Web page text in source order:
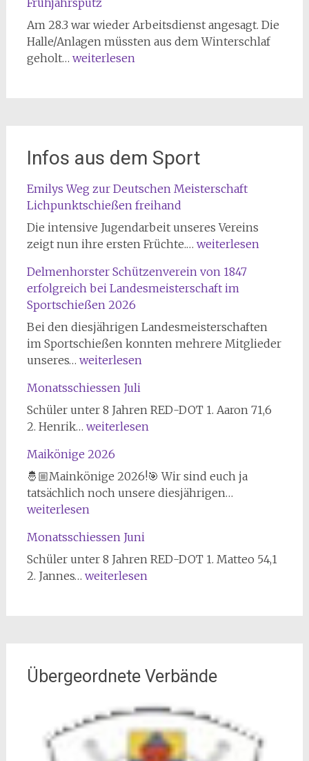
Am 28.3 war wieder Arbeitsdienst angesagt. Die
Halle/Anlagen müssten aus dem Winterschlaf
geholt… Frühjahrsputz
weiterlesen
Infos aus dem Sport
Emilys Weg zur Deutschen Meisterschaft
Lichpunktschießen freihand
Die intensive Jugendarbeit unseres Vereins
zeigt nun ihre ersten Früchte.… Emilys
zur
Deutschen
Lichpunktschießen
freihand
weiterlesen
Delmenhorster Schützenverein von 1847
erfolgreich bei Landesmeisterschaft im
Sportschießen 2026
Bei den diesjährigen Landesmeisterschaften
im Sportschießen konnten mehrere Mitglieder
unseres… Delmenhorster
von
1847
erfolgreich
Landesmeisterschaft
im
Sportschießen
2026
weiterlesen
Monatsschiessen Juli
Schüler unter 8 Jahren RED-DOT 1. Aaron 71,6
2. Henrik… Monatsschiessen
weiterlesen
Maikönige 2026
🤴🏼Mainkönige 2026!🎯 Wir sind euch ja
tatsächlich noch unsere diesjährigen…
weiterlesen
Monatsschiessen Juni
Schüler unter 8 Jahren RED-DOT 1. Matteo 54,1
2. Jannes… Monatsschiessen
weiterlesen
Übergeordnete Verbände